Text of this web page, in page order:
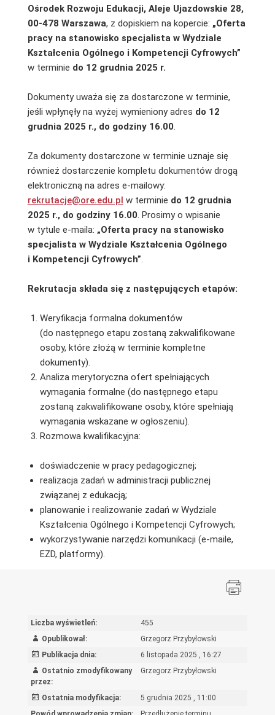
Ośrodek Rozwoju Edukacji, Aleje Ujazdowskie 28,
00-478 Warszawa, z dopiskiem na kopercie: „Oferta
pracy na stanowisko specjalista w Wydziale
Kształcenia Ogólnego i Kompetencji Cyfrowych”
w terminie do 12 grudnia 2025 r.
Dokumenty uważa się za dostarczone w terminie,
jeśli wpłynęły na wyżej wymieniony adres do 12
grudnia 2025 r., do godziny 16.00.
Za dokumenty dostarczone w terminie uznaje się
również dostarczenie kompletu dokumentów drogą
elektroniczną na adres e-mailowy:
rekrutacje@ore.edu.pl w terminie do 12 grudnia
2025 r., do godziny 16.00. Prosimy o wpisanie
w tytule e-maila: „Oferta pracy na stanowisko
specjalista w Wydziale Kształcenia Ogólnego
i Kompetencji Cyfrowych”.
Rekrutacja składa się z następujących etapów:
Weryfikacja formalna dokumentów
(do następnego etapu zostaną zakwalifikowane
osoby, które złożą w terminie kompletne
dokumenty).
Analiza merytoryczna ofert spełniających
wymagania formalne (do następnego etapu
zostaną zakwalifikowane osoby, które spełniają
wymagania wskazane w ogłoszeniu).
Rozmowa kwalifikacyjna:
doświadczenie w pracy pedagogicznej;
realizacja zadań w administracji publicznej
związanej z edukacją;
planowanie i realizowanie zadań w Wydziale
Kształcenia Ogólnego i Kompetencji Cyfrowych;
wykorzystywanie narzędzi komunikacji (e-maile,
EZD, platformy).
Liczba wyświetleń:
455
Opublikował:
Grzegorz Przybyłowski
Publikacja dnia:
6 listopada 2025 , 16:27
Ostatnio zmodyfikowany
przez:
Grzegorz Przybyłowski
Ostatnia modyfikacja:
5 grudnia 2025 , 11:00